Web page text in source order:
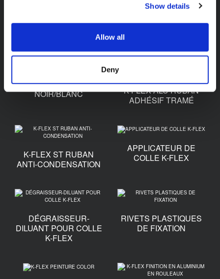
Show details
Allow all
Deny
Accessoires
K-FLEX ALU RUBAN
NOIR/BLANC
K-FLEX ALU RUBAN
ADHÉSIF TRAMÉ
K-FLEX ST RUBAN
ANTI-CONDENSATION
APPLICATEUR DE
COLLE K-FLEX
DÉGRAISSEUR-
DILUANT POUR COLLE
K-FLEX
RIVETS PLASTIQUES
DE FIXATION